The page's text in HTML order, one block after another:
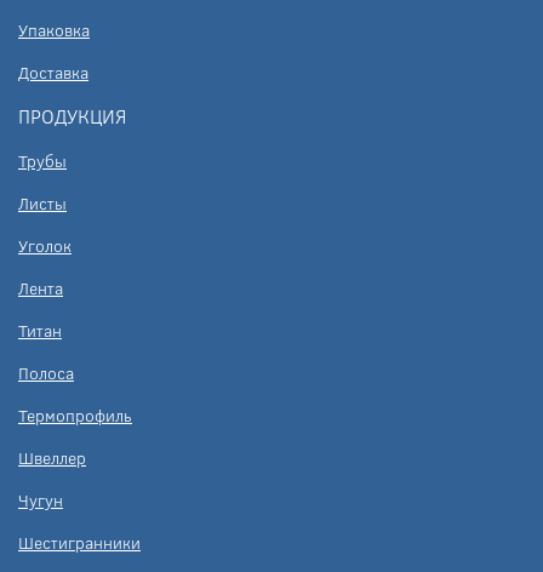
Упаковка
Доставка
ПРОДУКЦИЯ
Трубы
Листы
Уголок
Лента
Титан
Полоса
Термопрофиль
Швеллер
Чугун
Шестигранники